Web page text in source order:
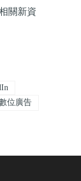
關新資
位廣告